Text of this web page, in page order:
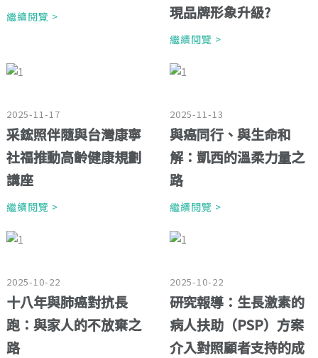
繼續閱覽 >
現品牌形象升級?
繼續閱覽 >
2025-11-17
采鋐照伴隨與台灣康寧
社福推動高齡健康規劃
講座
繼續閱覽 >
2025-11-13
與癌同行、與生命和
解：凱西的溫柔力量之
路
繼續閱覽 >
2025-10-22
十八年與肺癌對抗長
跑：與家人的不放棄之
路
2025-10-22
研究報導：生長激素的
病人扶助（PSP）方案
介入對照顧者支持的成